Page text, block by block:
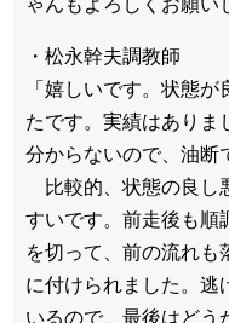
ゃんもよろしくお願い
・松永幹夫調教師
「嬉しいです。状態
たです。実績はありま
分からないので、油断
比較的、状態の良し
すいです。前走後も順
を切って、前の流れも
に付けられました。逃
いるので、最後はどう